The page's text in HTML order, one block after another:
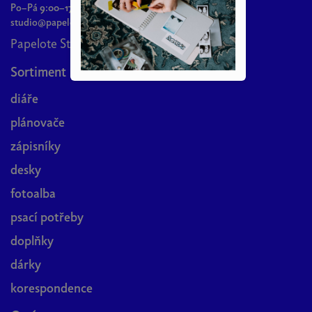
Po–Pá 9:00–17:00
studio@papelote.cz
Papelote Studio
Sortiment
diáře
plánovače
zápisníky
desky
fotoalba
psací potřeby
doplňky
dárky
korespondence